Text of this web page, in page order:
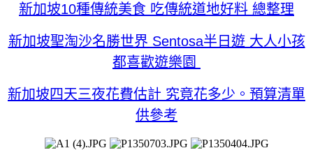
新加坡10種傳統美食 吃傳統道地好料 總整理
新加坡聖淘沙名勝世界 Sentosa半日遊 大人小孩
都喜歡遊樂園
新加坡四天三夜花費估計 究竟花多少。預算清單
供參考